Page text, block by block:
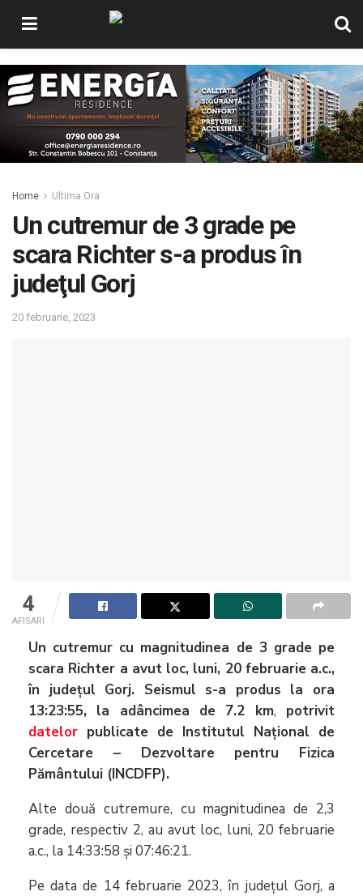
Home Ultima Ora
Un cutremur de 3 grade pe
scara Richter s-a produs în
judeţul Gorj
20 februarie, 2023
4
AFISARI
Un cutremur cu magnitudinea de 3 grade pe
scara Richter a avut loc, luni, 20 februarie a.c.,
în județul Gorj. Seismul s-a produs la ora
13:23:55, la adâncimea de 7.2 km, potrivit
datelor publicate de Institutul Naţional de
Cercetare – Dezvoltare pentru Fizica
Pământului (INCDFP).
Alte două cutremure, cu magnitudinea de 2,3
grade, respectiv 2, au avut loc, luni, 20 februarie
a.c., la 14:33:58 și 07:46:21.
Pe data de 14 februarie 2023, în județul Gorj, a